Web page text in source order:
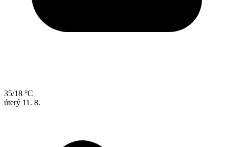
35/18 °C
úterý 11. 8.